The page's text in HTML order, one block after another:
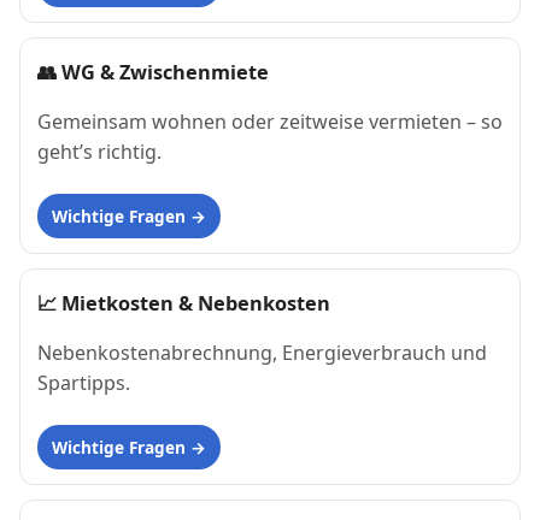
👥WG & Zwischenmiete
Gemeinsam wohnen oder zeitweise vermieten – so
geht’s richtig.
Wichtige Fragen
📈 Mietkosten & Nebenkosten
Nebenkostenabrechnung, Energieverbrauch und
Spartipps.
Wichtige Fragen